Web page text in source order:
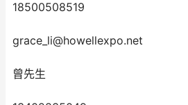
18500508519
grace_li@howellexpo.net
曾先生